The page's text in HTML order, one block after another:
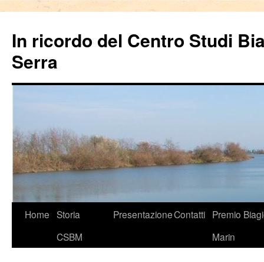
In ricordo del Centro Studi
Serra
VaiHome Storia
CSBM
PresentazioneContatti Premio
Marin